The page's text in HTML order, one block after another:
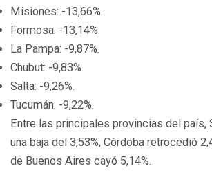
Misiones: -13,66%.
Formosa: -13,14%.
La Pampa: -9,87%.
Chubut: -9,83%.
Salta: -9,26%.
Tucumán: -9,22%.
Entre las principales provincias del país,
una baja del 3,53%, Córdoba retrocedió
de Buenos Aires cayó 5,14%.